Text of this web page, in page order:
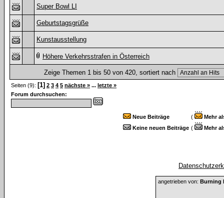
Super Bowl LI
Geburtstagsgrüße
Kunstausstellung
Höhere Verkehrsstrafen in Österreich
Zeige Themen 1 bis 50 von 420, sortiert nach
Seiten (9): [1] 2 3 4 5 nächste » ... letzte »
Forum durchsuchen:
Neue Beiträge (
Mehr
Keine neuen Beiträge ( Mehr
angetrieben von: Burning